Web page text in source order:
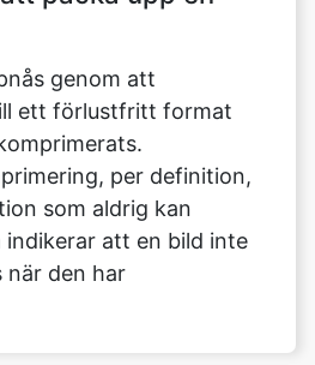
ett förlustfritt format
per definition,
som aldrig kan
att en bild inte
när den har